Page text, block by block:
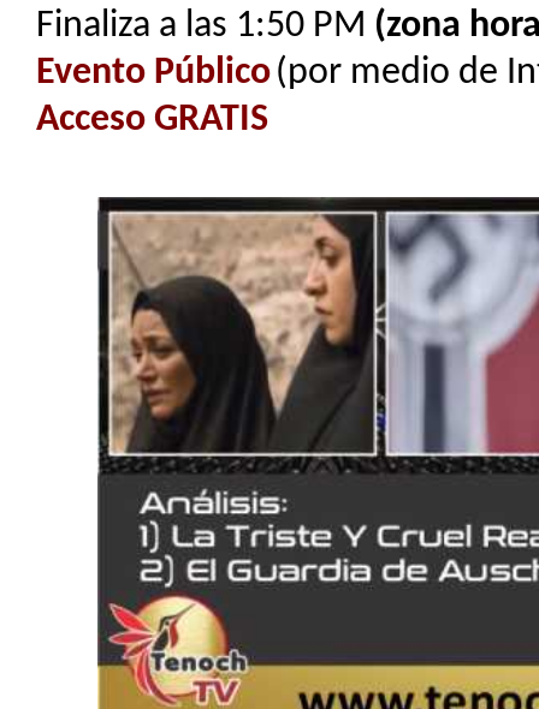
Finaliza a las 1:50 PM (zona
Evento Público(por medio de
Acceso GRATIS